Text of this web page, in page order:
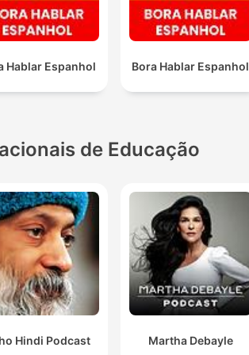
Hablar Espanhol Bora Hablar Espanhol
de Educação
Hindi Podcast Martha Debayle